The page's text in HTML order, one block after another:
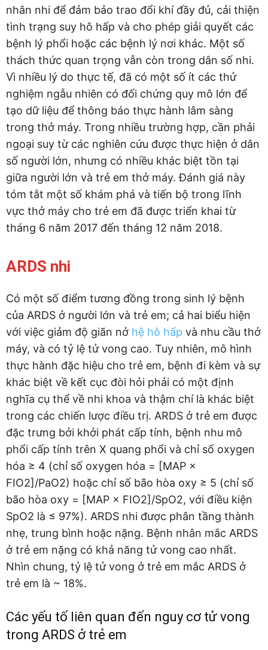
nhân nhi để đảm bảo trao đổi khí đầy đủ, cải thiện
tình trạng suy hô hấp và cho phép giải quyết các
bệnh lý phổi hoặc các bệnh lý nơi khác. Một số
thách thức quan trọng vẫn còn trong dân số nhi.
Vì nhiều lý do thực tế, đã có một số ít các thử
nghiệm ngẫu nhiên có đối chứng quy mô lớn để
tạo dữ liệu để thông báo thực hành lâm sàng
trong thở máy. Trong nhiều trường hợp, cần phải
ngoại suy từ các nghiên cứu được thực hiện ở dân
số người lớn, nhưng có nhiều khác biệt tồn tại
giữa người lớn và trẻ em thở máy. Đánh giá này
tóm tắt một số khám phá và tiến bộ trong lĩnh
vực thở máy cho trẻ em đã được triển khai từ
tháng 6 năm 2017 đến tháng 12 năm 2018.
ARDS nhi
Có một số điểm tương đồng trong sinh lý bệnh
của ARDS ở người lớn và trẻ em; cả hai biểu hiện
với việc giảm độ giãn nở hệ hô hấp và nhu cầu thở
máy, và có tỷ lệ tử vong cao. Tuy nhiên, mô hình
thực hành đặc hiệu cho trẻ em, bệnh đi kèm và sự
khác biệt về kết cục đòi hỏi phải có một định
nghĩa cụ thể về nhi khoa và thậm chí là khác biệt
trong các chiến lược điều trị. ARDS ở trẻ em được
đặc trưng bởi khởi phát cấp tính, bệnh nhu mô
phổi cấp tính trên X quang phổi và chỉ số oxygen
hóa ≥ 4 (chỉ số oxygen hóa = [MAP ×
FIO2]/PaO2) hoặc chỉ số bão hòa oxy ≥ 5 (chỉ số
bão hòa oxy = [MAP × FIO2]/SpO2, với điều kiện
SpO2 là ≤ 97%). ARDS nhi được phân tầng thành
nhẹ, trung bình hoặc nặng. Bệnh nhân mắc ARDS
ở trẻ em nặng có khả năng tử vong cao nhất.
Nhìn chung, tỷ lệ tử vong ở trẻ em mắc ARDS ở
trẻ em là ~ 18%.
Các yếu tố liên quan đến nguy cơ tử vong
trong ARDS ở trẻ em